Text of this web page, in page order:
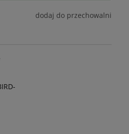
dodaj do przechowalni